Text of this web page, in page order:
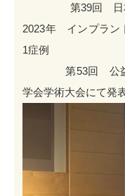
第39回 日本口
2023年 インプラン
1症例
第53回 公益社
学会学術大会にて発